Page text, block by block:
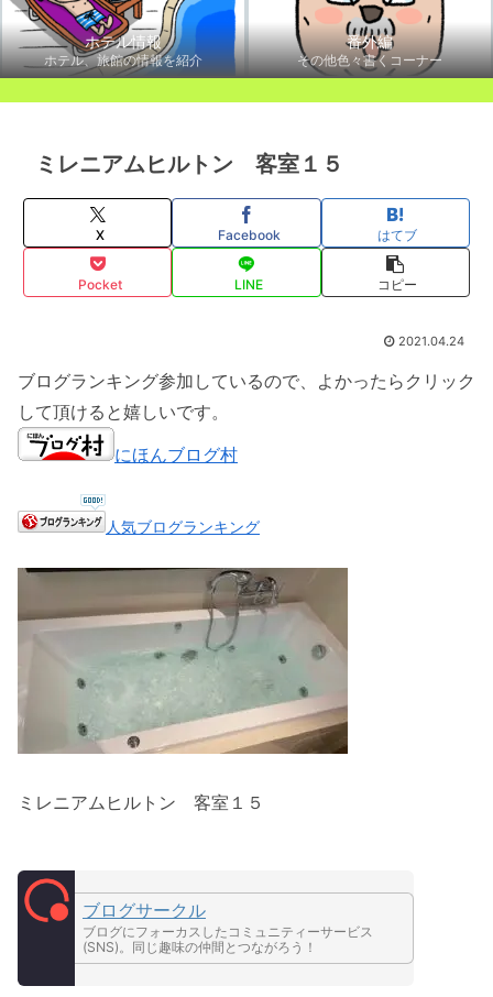
ホテル情報
ホテル、旅館の情報を紹介
番外編
その他色々書くコーナー
ミレニアムヒルトン 客室１５
X Facebook はてブ
Pocket LINE コピー
2021.04.24
ブログランキング参加しているので、よかったらクリック
して頂けると嬉しいです。
にほんブログ村
人気ブログランキング
ミレニアムヒルトン 客室１５
ブログサークル
ブログにフォーカスしたコミュニティーサービス
(SNS)。同じ趣味の仲間とつながろう！